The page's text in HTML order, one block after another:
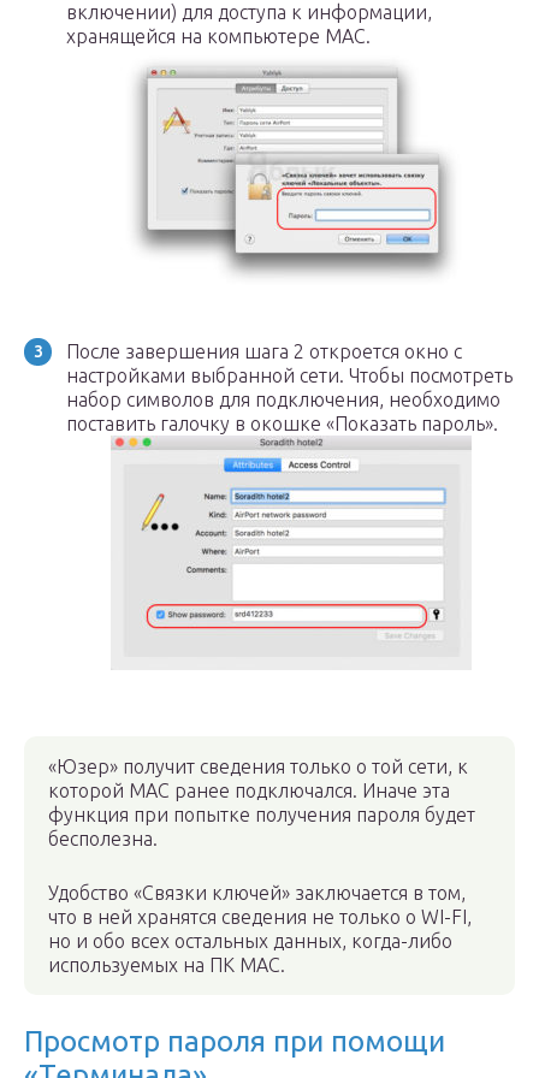
включении) для доступа к информации,
хранящейся на компьютере MAC.
После завершения шага 2 откроется окно с
настройками выбранной сети. Чтобы посмотреть
набор символов для подключения, необходимо
поставить галочку в окошке «Показать пароль».
«Юзер» получит сведения только о той сети, к
которой MAC ранее подключался. Иначе эта
функция при попытке получения пароля будет
бесполезна.
Удобство «Связки ключей» заключается в том,
что в ней хранятся сведения не только о WI-FI,
но и обо всех остальных данных, когда-либо
используемых на ПК MAC.
Просмотр пароля при помощи